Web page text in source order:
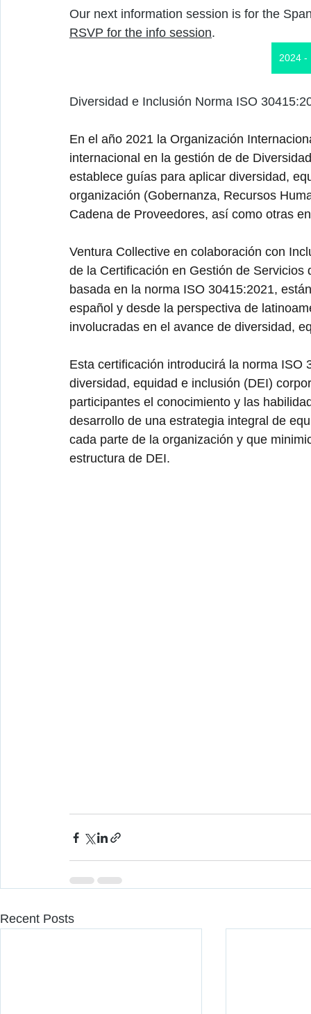
Our next information session is for the
RSVP for the info session.
2024 -
Diversidad e Inclusión Norma ISO
En el año 2021 la Organización
internacional en la gestión de de
establece guías para aplicar diversidad,
organización (Gobernanza, Recursos
Cadena de Proveedores, así como otras
Ventura Collective en colaboración con
de la Certificación en Gestión de
basada en la norma ISO 30415:2021,
español y desde la perspectiva de
involucradas en el avance de diversidad,
Esta certificación introducirá la norma
diversidad, equidad e inclusión (DEI)
participantes el conocimiento y las
desarrollo de una estrategia integral de
cada parte de la organización y que
estructura de DEI.
Recent Posts